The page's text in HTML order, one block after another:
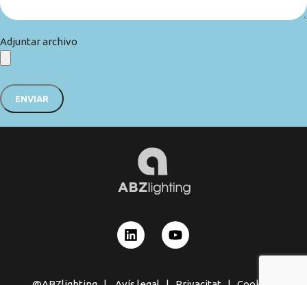
Adjuntar archivo